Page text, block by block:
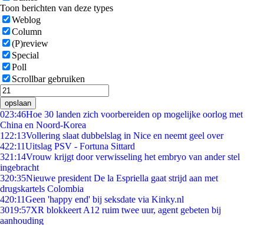
Toon berichten van deze types
Weblog
Column
(P)review
Special
Poll
Scrollbar gebruiken
opslaan
023:46Hoe 30 landen zich voorbereiden op mogelijke oorlog met
China en Noord-Korea
1 22:13Vollering slaat dubbelslag in Nice en neemt geel over
422:11Uitslag PSV - Fortuna Sittard
321:14Vrouw krijgt door verwisseling het embryo van ander stel
ingebracht
320:35Nieuwe president De la Espriella gaat strijd aan met
drugskartels Colombia
420:11Geen 'happy end' bij seksdate via Kinky.nl
3019:57XR blokkeert A12 ruim twee uur, agent gebeten bij
aanhouding